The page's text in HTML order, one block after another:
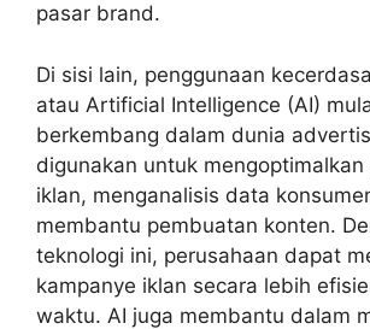
pasar brand.
Di sisi lain, penggunaan
atau Artificial Intelligence (AI)
berkembang dalam dunia
digunakan untuk mengoptimalkan
iklan, menganalisis data
membantu pembuatan konten.
teknologi ini, perusahaan dapat
kampanye iklan secara lebih
waktu. AI juga membantu dalam